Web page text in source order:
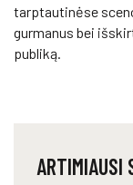
tarptautinėse
gurmanus bei
publiką.
ARTIMIAUSI